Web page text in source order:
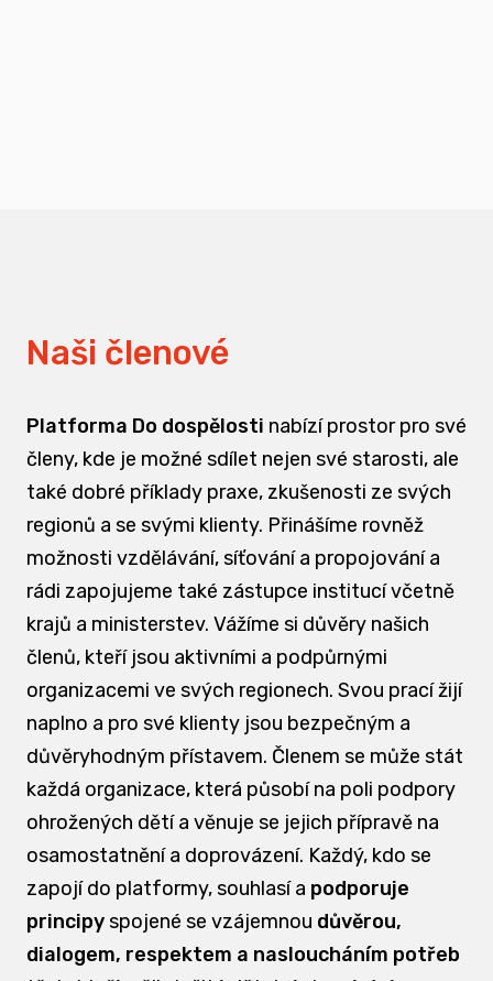
Naši členové
Platforma Do dospělosti nabízí prostor pro své
členy, kde je možné sdílet nejen své starosti, ale
také dobré příklady praxe, zkušenosti ze svých
regionů a se svými klienty. Přinášíme rovněž
možnosti vzdělávání, síťování a propojování a
rádi zapojujeme také zástupce institucí včetně
krajů a ministerstev. Vážíme si důvěry našich
členů, kteří jsou aktivními a podpůrnými
organizacemi ve svých regionech. Svou prací žijí
naplno a pro své klienty jsou bezpečným a
důvěryhodným přístavem. Členem se může stát
každá organizace, která působí na poli podpory
ohrožených dětí a věnuje se jejich přípravě na
osamostatnění a doprovázení. Každý, kdo se
zapojí do platformy, souhlasí a podporuje
principyspojené se vzájemnou důvěrou,
dialogem, respektem a nasloucháním potřeb